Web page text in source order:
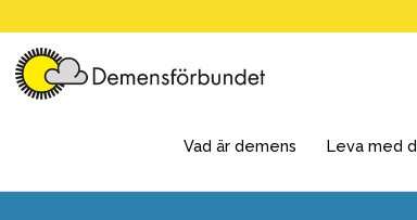
to
content
Vad är demens Leva med